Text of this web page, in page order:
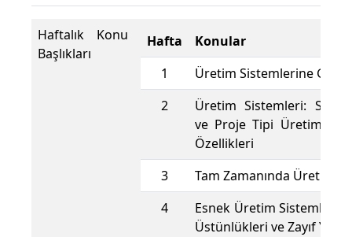
Haftalık Konu
Başlıkları
Hafta
Konular
1
Üretim Sistemlerine Giriş
2
Üretim Sistemleri:
ve Proje Tipi Üretim
Özellikleri
3
Tam Zamanında Üretim
4
Esnek Üretim Sistemleri,
Üstünlükleri ve Zayıf